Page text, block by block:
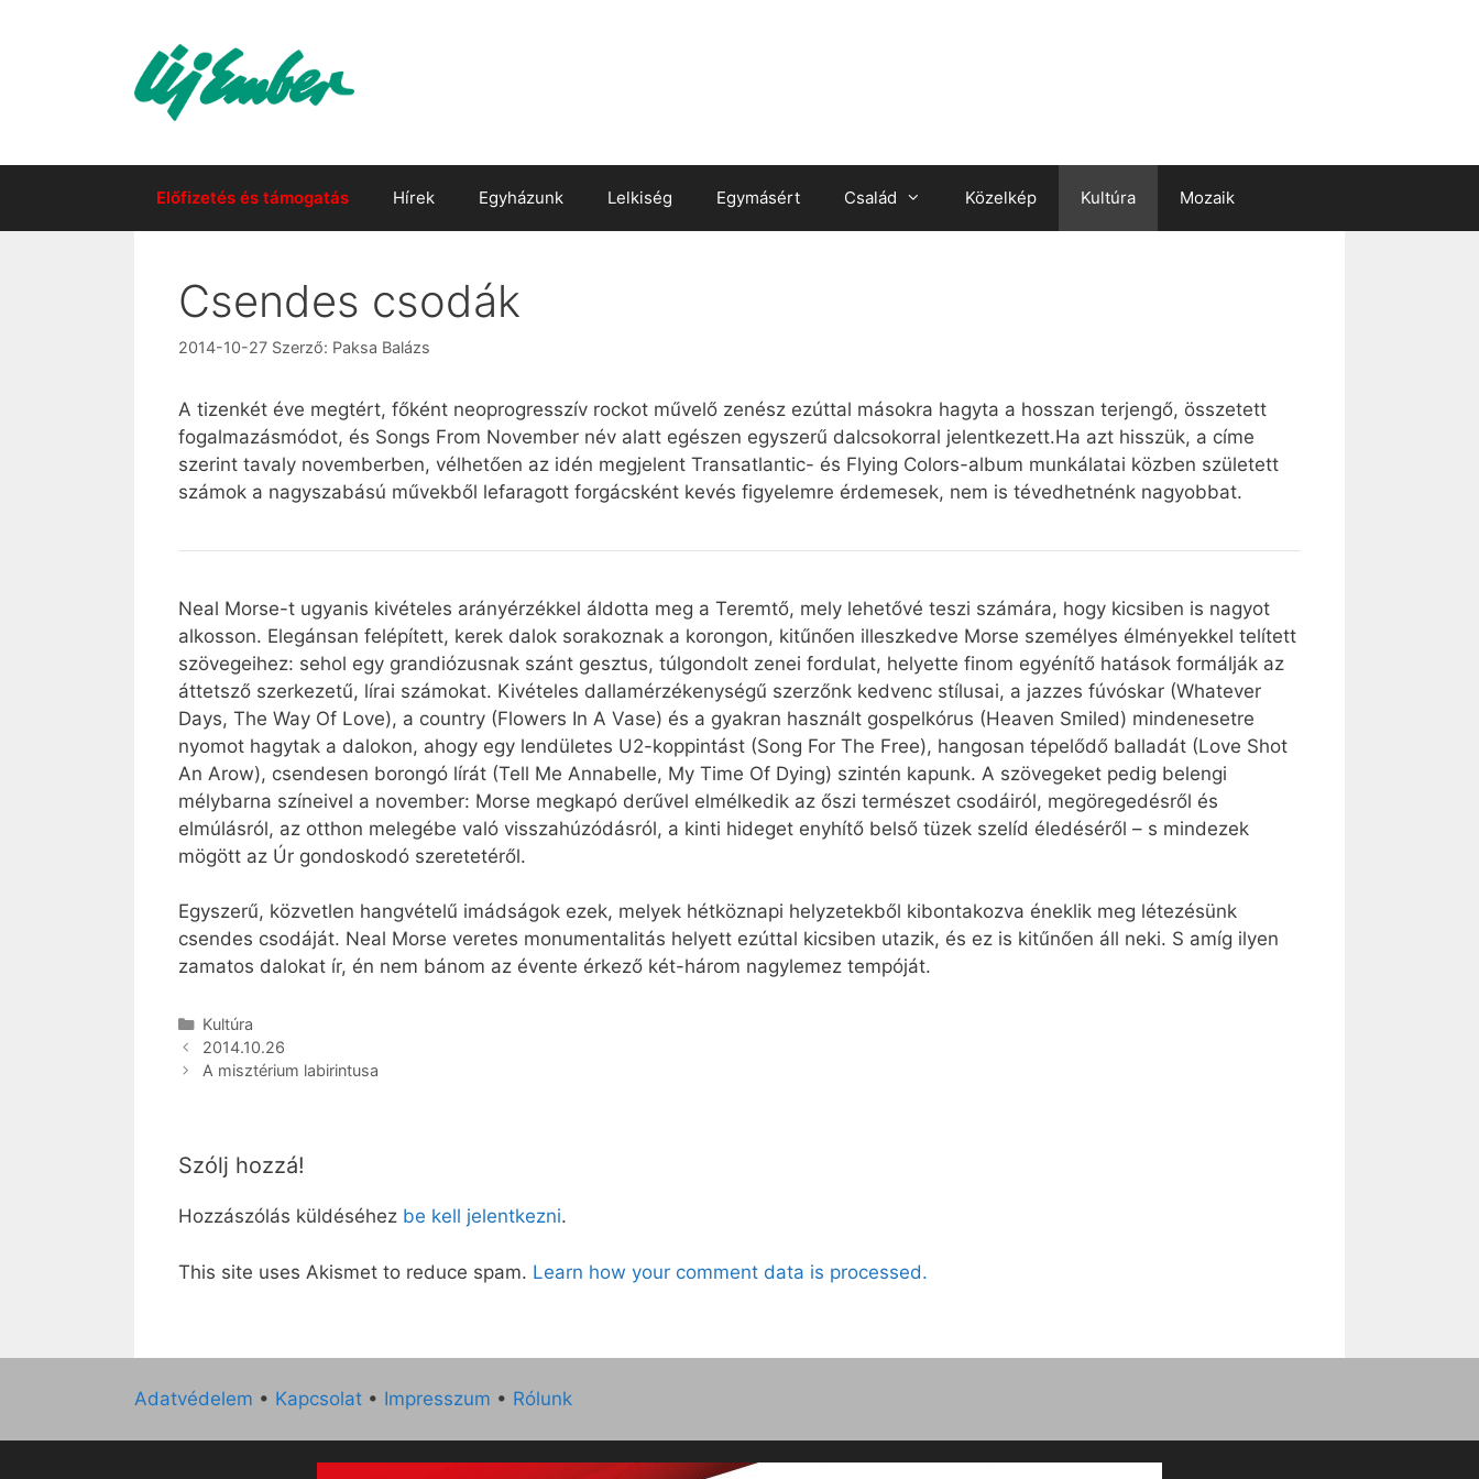
Előfizetés és támogatás Hírek Egyházunk Lelkiség Egymásért Család Közelkép Kultúra Mozaik
Csendes csodák
2014-10-27 Szerző: Paksa Balázs
A tizenkét éve megtért, főként neoprogresszív rockot művelő zenész ezúttal másokra hagyta a hosszan terjengő, összetett
fogalmazásmódot, és Songs From November név alatt egészen egyszerű dalcsokorral jelentkezett.Ha azt hisszük, a címe
szerint tavaly novemberben, vélhetően az idén megjelent Transatlantic- és Flying Colors-album munkálatai közben született
számok a nagyszabású művekből lefaragott forgácsként kevés figyelemre érdemesek, nem is tévedhetnénk nagyobbat.
Neal Morse-t ugyanis kivételes arányérzékkel áldotta meg a Teremtő, mely lehetővé teszi számára, hogy kicsiben is nagyot
alkosson. Elegánsan felépített, kerek dalok sorakoznak a korongon, kitűnően illeszkedve Morse személyes élményekkel telített
szövegeihez: sehol egy grandiózusnak szánt gesztus, túlgondolt zenei fordulat, helyette finom egyénítő hatások formálják az
áttetsző szerkezetű, lírai számokat. Kivételes dallamérzékenységű szerzőnk kedvenc stílusai, a jazzes fúvóskar (Whatever
Days, The Way Of Love), a country (Flowers In A Vase) és a gyakran használt gospelkórus (Heaven Smiled) mindenesetre
nyomot hagytak a dalokon, ahogy egy lendületes U2-koppintást (Song For The Free), hangosan tépelődő balladát (Love Shot
An Arow), csendesen borongó lírát (Tell Me Annabelle, My Time Of Dying) szintén kapunk. A szövegeket pedig belengi
mélybarna színeivel a november: Morse megkapó derűvel elmélkedik az őszi természet csodáiról, megöregedésről és
elmúlásról, az otthon melegébe való visszahúzódásról, a kinti hideget enyhítő belső tüzek szelíd éledéséről – s mindezek
mögött az Úr gondoskodó szeretetéről.
Egyszerű, közvetlen hangvételű imádságok ezek, melyek hétköznapi helyzetekből kibontakozva éneklik meg létezésünk
csendes csodáját. Neal Morse veretes monumentalitás helyett ezúttal kicsiben utazik, és ez is kitűnően áll neki. S amíg ilyen
zamatos dalokat ír, én nem bánom az évente érkező két-három nagylemez tempóját.
Kategória
Kultúra
2014.10.26
A misztérium labirintusa
Szólj hozzá!
Hozzászólás küldéséhez be kell jelentkezni.
This site uses Akismet to reduce spam. Learn how your comment data is processed.
Adatvédelem • Kapcsolat • Impresszum • Rólunk